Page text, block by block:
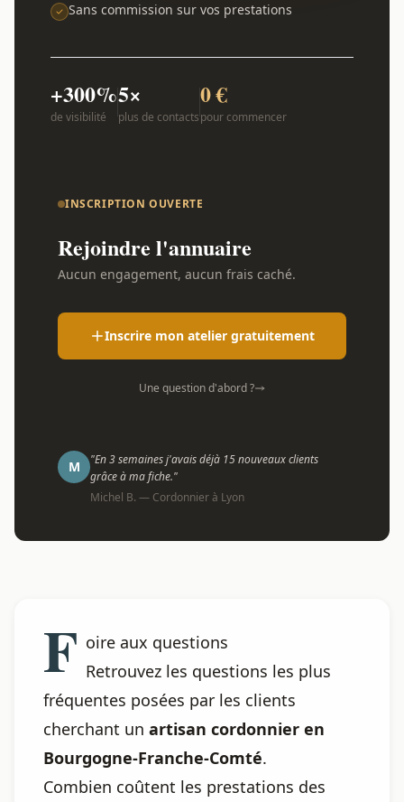
Sans commission sur vos prestations
+300%
de visibilité
5×
plus de contacts
0 €
pour commencer
INSCRIPTION OUVERTE
Rejoindre l'annuaire
Aucun engagement, aucun frais caché.
Inscrire mon atelier gratuitement
Une question d'abord ?
M
"En 3 semaines j'avais déjà 15 nouveaux clients
grâce à ma fiche."
Michel B. — Cordonnier à Lyon
F oire aux questions
Retrouvez les questions les plus
fréquentes posées par les clients
cherchant un artisan cordonnier en
Bourgogne-Franche-Comté.
Combien coûtent les prestations des